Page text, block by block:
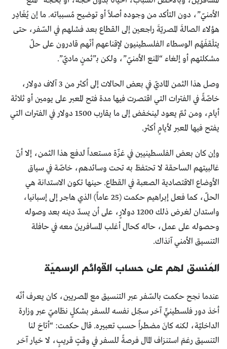
الأمنيّ”، دون التأكد من وجوده أصلاً أو توضيح مُسبباته. ما إن يُغَادِر
هؤلاء الصالةَ المصريّةَ راجعين إلى القطاع بعد فشلهم في السّفر، حتى
يـتـلَـقـفَـهُم الوسطاء الفلسطينيون لإقناعهم أنّهم قادرون على حلّ
مشكلتهم أو إلغاء “المنع الأمنيّ”، ولكن بـ”ثمنٍ ماديّ”.
وصل هذا الثمن الماديّ في بعض الحالات إلى أكثر من 3 آلاف دولار،
خاصّةً في الفترات التي اقتصرت فيها مدة فتح المعبر على يومين أو ثلاثة
أيام، ومن ثمّ يعود لينخفض إلى ما يقارب 1500 دولار في الفترات التي
يفتح فيها المعبر لأيامٍ أكثر.
وإن كان بعض الفلسطينيين في غزّة مستعداً لدفع هذا الثمن، إلا أنّ
غالبيتهم الساحقة لا تحتفظ به تحت وسائدهم، خاصّة في سياق
الأوضاع الاقتصادية الصعبة في القطاع. حينها تكون الاستدانة هي
الحلّ، كما فعل إبراهيم حكمت (25 عاماً) الذي هاجر إلى إسبانيا،
واستدان لغرض ذلك 1200 دولارٍ، على أن يسدّ دينه بعد وصوله
وحصوله على عمل، حاله كحال أغلب المسافرينَ معه في حافلة
التنسيق الأمني آنذاك.
المُنسق لهم على حساب القوائم الرسميّة
عندما نجح حكمت بالسّفر عبر التنسيق مع المصريين، كان يعرف أنّه
أخذ دور فلسطينيٍّ آخر سجّل نفسه للسفر بشكلٍ نظاميّ عبر وزارة
الداخليّة، لكنه كانَ مضطراً حسب تعبيره. قال حكمت: “أتاحَ لنا
التنسيق رغمَ استنزاف المال فرصةً للسفر في وقتٍ قريبٍ، لا خيار آخر